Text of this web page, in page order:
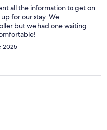
all the information to get on
for our stay. We
but we had one waiting
2025